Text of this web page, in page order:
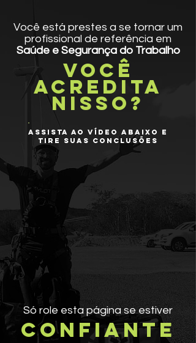
Você está prestes a se tornar um
profissional de referência em
Saúde e Segurança do Trabalho
VOCÊ
ACREDITA
NISSO?
Assista ao vídeo abaixo e
tire suas conclusões
Só role esta página se estiver
confiante